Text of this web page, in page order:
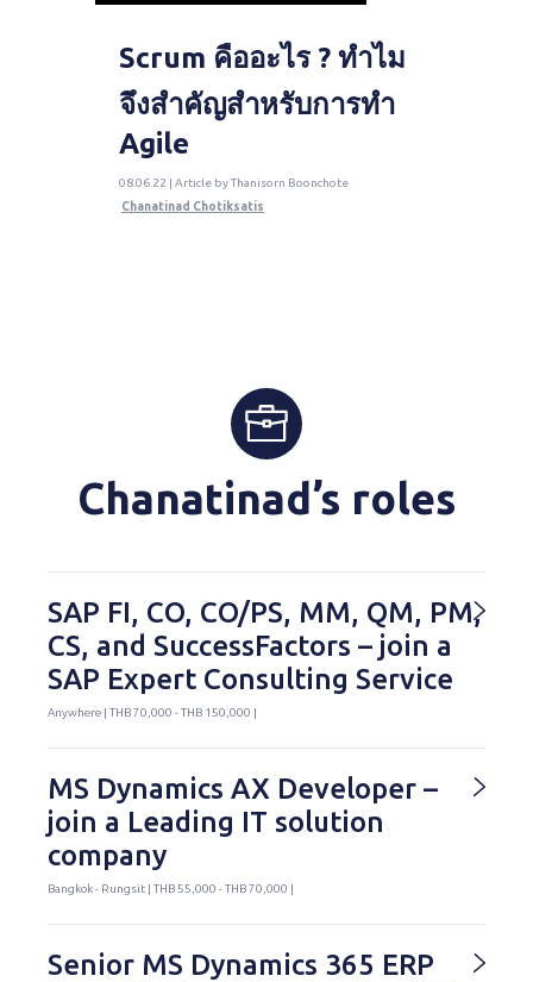
Scrum คืออะไร ? ทำไม
จึงสำคัญสำหรับการทำ
Agile
08.06.22 | Article by Thanisorn Boonchote
Chanatinad Chotiksatis
Chanatinad’s roles
SAP FI, CO, CO/PS, MM, QM, PM,
CS, and SuccessFactors – join a
SAP Expert Consulting Service
Anywhere | THB 70,000 - THB 150,000 |
MS Dynamics AX Developer –
join a Leading IT solution
company
Bangkok - Rungsit | THB 55,000 - THB 70,000 |
Senior MS Dynamics 365 ERP